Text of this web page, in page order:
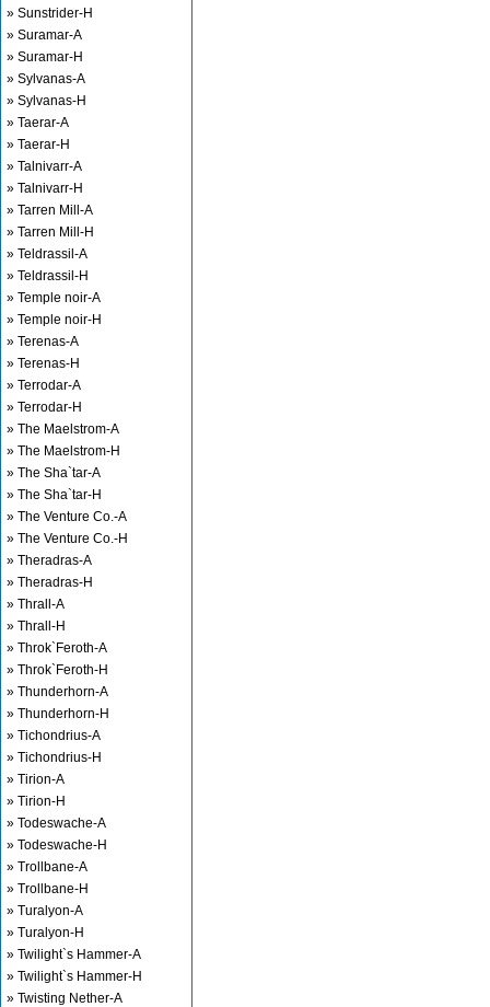
» Sunstrider-H
» Suramar-A
» Suramar-H
» Sylvanas-A
» Sylvanas-H
» Taerar-A
» Taerar-H
» Talnivarr-A
» Talnivarr-H
» Tarren Mill-A
» Tarren Mill-H
» Teldrassil-A
» Teldrassil-H
» Temple noir-A
» Temple noir-H
» Terenas-A
» Terenas-H
» Terrodar-A
» Terrodar-H
» The Maelstrom-A
» The Maelstrom-H
» The Sha`tar-A
» The Sha`tar-H
» The Venture Co.-A
» The Venture Co.-H
» Theradras-A
» Theradras-H
» Thrall-A
» Thrall-H
» Throk`Feroth-A
» Throk`Feroth-H
» Thunderhorn-A
» Thunderhorn-H
» Tichondrius-A
» Tichondrius-H
» Tirion-A
» Tirion-H
» Todeswache-A
» Todeswache-H
» Trollbane-A
» Trollbane-H
» Turalyon-A
» Turalyon-H
» Twilight`s Hammer-A
» Twilight`s Hammer-H
» Twisting Nether-A